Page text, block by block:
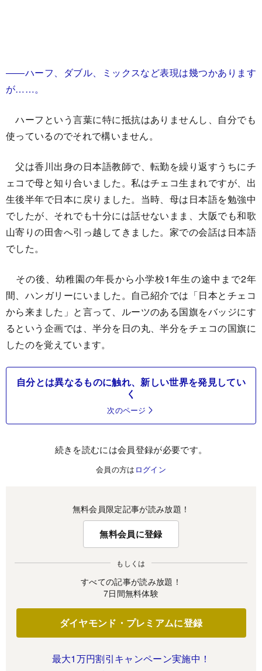
――ハーフ、ダブル、ミックスなど表現は幾つかあります
が……。
ハーフという言葉に特に抵抗はありませんし、自分でも
使っているのでそれで構いません。
父は香川出身の日本語教師で、転勤を繰り返すうちにチ
ェコで母と知り合いました。私はチェコ生まれですが、出
生後半年で日本に戻りました。当時、母は日本語を勉強中
でしたが、それでも十分には話せないまま、大阪でも和歌
山寄りの田舎へ引っ越してきました。家での会話は日本語
でした。
その後、幼稚園の年長から小学校1年生の途中まで2年
間、ハンガリーにいました。自己紹介では「日本とチェコ
から来ました」と言って、ルーツのある国旗をバッジにす
るという企画では、半分を日の丸、半分をチェコの国旗に
したのを覚えています。
自分とは異なるものに触れ、新しい世界を発見してい
く
次のページ
続きを読むには会員登録が必要です。
会員の方は ログイン
無料会員限定記事が読み放題！
無料会員に登録
もしくは
すべての記事が読み放題！
7日間無料体験
ダイヤモンド・プレミアムに登録
最大1万円割引キャンペーン実施中！